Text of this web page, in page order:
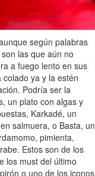
según palabras
las que aún no
a fuego lento en sus
ya y la estén
Podría ser la
un plato con algas y
Karkadé, un
salmuera, o Basta, un
pimienta,
Estos son de los
los must del último
o uno de los iconos